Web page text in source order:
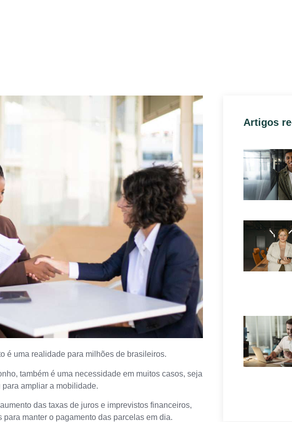
é uma realidade para milhões de brasileiros.
também é uma necessidade em muitos casos, seja
ampliar a mobilidade.
das taxas de juros e imprevistos financeiros,
manter o pagamento das parcelas em dia.
Artigos